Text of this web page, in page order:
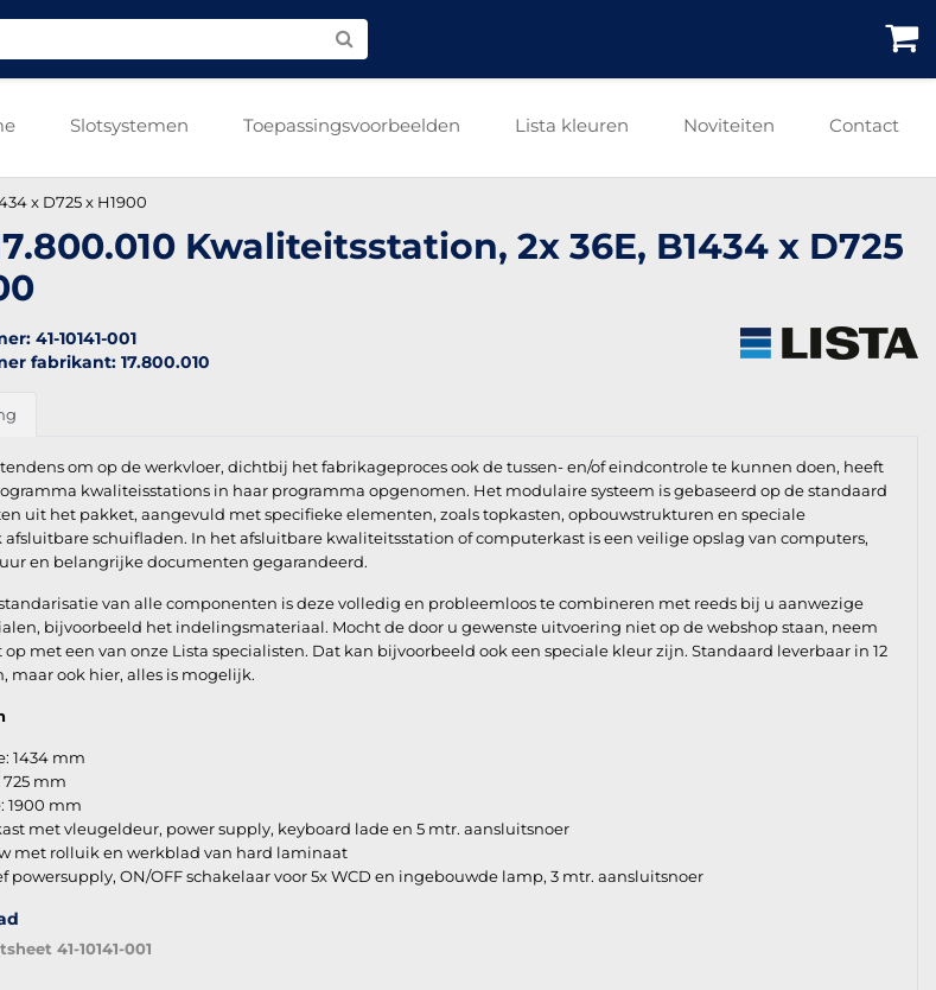
Slotsystemen Toepassingsvoorbeelden Lista kleuren Noviteiten Contact
x D725 x H1900
Kwaliteitsstation, 2x 36E, B1434 x D725
41-10141-001
fabrikant: 17.800.010
om op de werkvloer, dichtbij het fabrikageproces ook de tussen- en/of eindcontrole te kunnen doen, heeft
kwaliteisstations in haar programma opgenomen. Het modulaire systeem is gebaseerd op de standaard
uit het pakket, aangevuld met specifieke elementen, zoals topkasten, opbouwstrukturen en speciale
schuifladen. In het afsluitbare kwaliteitsstation of computerkast is een veilige opslag van computers,
en belangrijke documenten gegarandeerd.
van alle componenten is deze volledig en probleemloos te combineren met reeds bij u aanwezige
bijvoorbeeld het indelingsmateriaal. Mocht de door u gewenste uitvoering niet op de webshop staan, neem
met een van onze Lista specialisten. Dat kan bijvoorbeeld ook een speciale kleur zijn. Standaard leverbaar in 12
maar ook hier, alles is mogelijk.
1434 mm
mm
1900 mm
met vleugeldeur, power supply, keyboard lade en 5 mtr. aansluitsnoer
met rolluik en werkblad van hard laminaat
powersupply, ON/OFF schakelaar voor 5x WCD en ingebouwde lamp, 3 mtr. aansluitsnoer
41-10141-001